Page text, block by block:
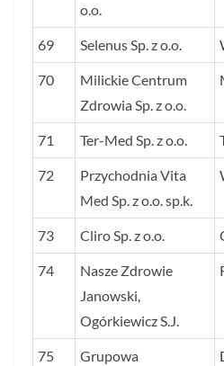
o.o.
69 Selenus Sp. z o.o.
70
Milickie Centrum
Zdrowia Sp. z o.o.
71 Ter-Med Sp. z o.o.
72
Przychodnia Vita
Med Sp. z o.o. sp.k.
73 Cliro Sp. z o.o.
74
Nasze Zdrowie
Janowski,
Ogórkiewicz S.J.
75
Grupowa